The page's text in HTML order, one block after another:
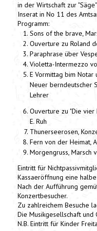
in der Wirtschaft zur
Inserat in No 11 des
Programm:
Sons of the brave,
Ouverture zu Roland
Paraphrase über
Violetta-Intermezzo
E Vormittag bim Notar
Neuer berndeutscher
Lehrer
Ouverture zu "Die vier
E. Ruh
Thunerseerosen,
Fern von der Heimat,
Morgengruss, Marsch
Eintritt für
Kassaeröffnung eine
Nach der Aufführung
Konzertbesucher.
Zu zahlreichem Besuche
Die Musikgesellschaft und
N.B. Eintritt für Kinder